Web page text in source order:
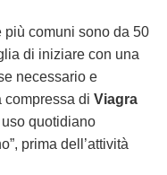
più comuni sono da 50
di iniziare con una
necessario e
compressa di Viagra
quotidiano
prima dell’attività